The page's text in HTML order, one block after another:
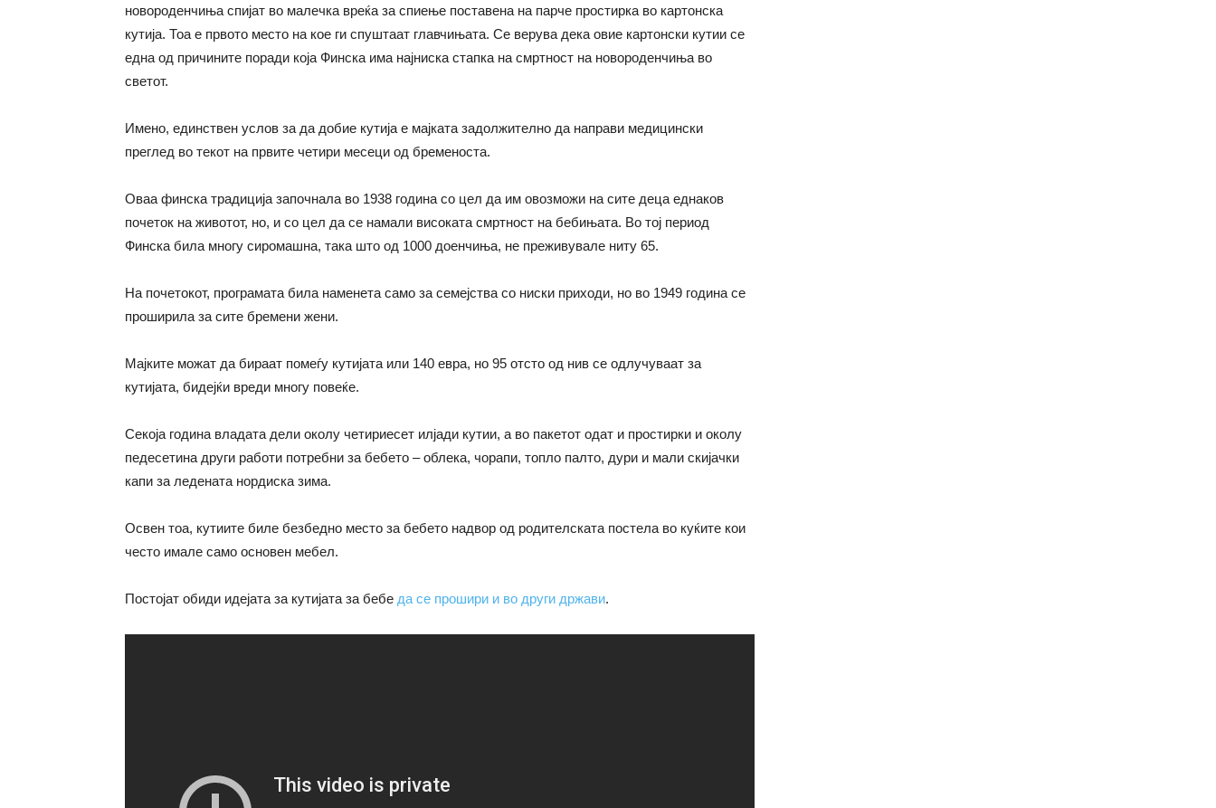
новороденчиња спијат во малечка вреќа за спиење поставена на парче простирка во картонска
кутија. Тоа е првото место на кое ги спуштаат главчињата. Се верува дека овие картонски кутии се
една од причините поради која Финска има најниска стапка на смртност на новороденчиња во
светот.
Имено, единствен услов за да добие кутија е мајката задолжително да направи медицински
преглед во текот на првите четири месеци од бременоста.
Оваа финска традиција започнала во 1938 година со цел да им овозможи на сите деца еднаков
почеток на животот, но, и со цел да се намали високата смртност на бебињата. Во тој период
Финска била многу сиромашна, така што од 1000 доенчиња, не преживувале ниту 65.
На почетокот, програмата била наменета само за семејства со ниски приходи, но во 1949 година се
проширила за сите бремени жени.
Мајките можат да бираат помеѓу кутијата или 140 евра, но 95 отсто од нив се одлучуваат за
кутијата, бидејќи вреди многу повеќе.
Секоја година владата дели околу четириесет илјади кутии, а во пакетот одат и простирки и околу
педесетина други работи потребни за бебето – облека, чорапи, топло палто, дури и мали скијачки
капи за ледената нордиска зима.
Освен тоа, кутиите биле безбедно место за бебето надвор од родителската постела во куќите кои
често имале само основен мебел.
Постојат обиди идејата за кутијата за бебе да се прошири и во други држави.